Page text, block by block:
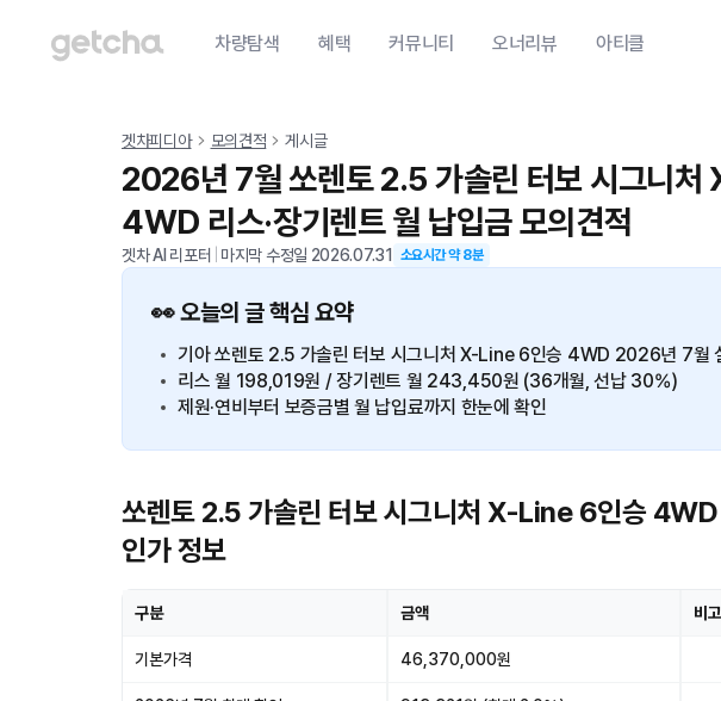
차량탐색 혜택 커뮤니티 오너리뷰 아티클
겟차피디아 모의견적 게시글
2026년 7월 쏘렌토 2.5 가솔린 터보 시그니
4WD 리스·장기렌트 월 납입금 모의견적
겟차 AI 리포터 마지막 수정일 2026.07.31 소요시간 약8분
👀 오늘의 글 핵심 요약
기아 쏘렌토 2.5 가솔린 터보 시그니처 X-Line 6인승 4WD 2026년 7
리스 월 198,019원 / 장기렌트 월 243,450원 (36개월, 선납 30%)
제원·연비부터 보증금별 월 납입료까지 한눈에 확인
쏘렌토 2.5 가솔린 터보 시그니처 X-Line 6인승
인가 정보
구분 금액 비고
기본가격 46,370,000원